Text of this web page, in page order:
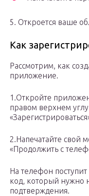
5. Откроется ваше
Как
Рассмотрим, как
приложение.
1.Откройте
правом верхнем
2.Напечатайте свой
«Продолжить с
На телефон
код, который нужно
подтверждения.